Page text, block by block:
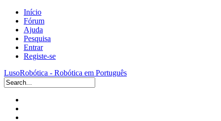
Início
Fórum
Ajuda
Pesquisa
Entrar
Registe-se
LusoRobótica - Robótica em Português